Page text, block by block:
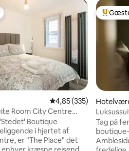
4,85 ud af 5 i
4,85 (335)
Boutique
er "The Place" det
Bedste
Olive
Tag på